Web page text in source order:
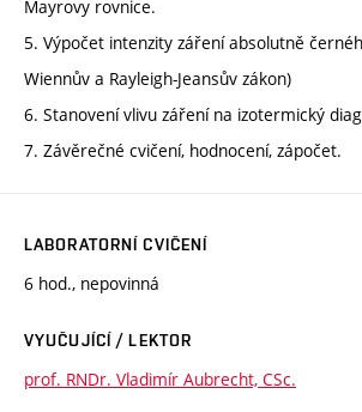
Mayrovy rovnice.
5. Výpočet intenzity záření absolutně
Wiennův a Rayleigh-Jeansův zákon)
6. Stanovení vlivu záření na izotermický
7. Závěrečné cvičení, hodnocení, zápočet.
LABORATORNÍ CVIČENÍ
6 hod., nepovinná
VYUČUJÍCÍ / LEKTOR
prof. RNDr. Vladimír Aubrecht, CSc.